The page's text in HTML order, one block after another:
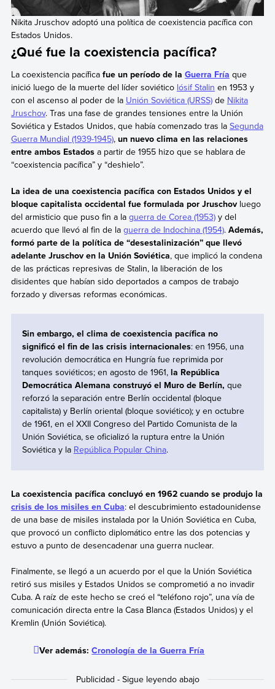
Nikita Jruschov adoptó una política de coexistencia pacífica con
Estados Unidos.
¿Qué fue la coexistencia pacífica?
La coexistencia pacíficafue un período de la Guerra Fría que
inició luego de la muerte del líder soviético lósif Stalin en 1953 y
con el ascenso al poder de la Unión Soviética (URSS)de Nikita
Jruschov. Tras una fase de grandes tensiones entre la Unión
Soviética y Estados Unidos, que había comenzado tras la Segunda
Guerra Mundial (1939-1945), un nuevo clima en las relaciones
entre ambos Estadosa partir de 1955 hizo que se hablara de
“coexistencia pacífica” y “deshielo”.
La idea de una coexistencia pacífica con Estados Unidos y el
bloque capitalista occidental fue formulada por Jruschovluego
del armisticio que puso fin a la guerra de Corea (1953)y del
acuerdo que llevó al fin de la guerra de Indochina (1954). Además,
formó parte de la política de “desestalinización” que llevó
adelante Jruschov en la Unión Soviética, que implicó la condena
de las prácticas represivas de Stalin, la liberación de los
disidentes que habían sido deportados a campos de trabajo
forzado y diversas reformas económicas.
Sin embargo, el clima de coexistencia pacífica no
significó el fin de las crisis internacionales: en 1956, una
revolución democrática en Hungría fue reprimida por
tanques soviéticos; en agosto de 1961,la República
Democrática Alemana construyó el Muro de Berlín, que
reforzó la separación entre Berlín occidental (bloque
capitalista) y Berlín oriental (bloque soviético); y en octubre
de 1961, en el XXII Congreso del Partido Comunista de la
Unión Soviética, se oficializó la ruptura entre la Unión
Soviética y la República Popular China.
La coexistencia pacífica concluyó en 1962 cuando se produjo la
crisis de los misiles en Cuba: el descubrimiento estadounidense
de una base de misiles instalada por la Unión Soviética en Cuba,
que provocó un conflicto diplomático entre las dos potencias y
estuvo a punto de desencadenar una guerra nuclear.
Finalmente, se llegó a un acuerdo por el que la Unión Soviética
retiró sus misiles y Estados Unidos se comprometió a no invadir
Cuba. A raíz de este hecho se creó el “teléfono rojo”, una vía de
comunicación directa entre la Casa Blanca (Estados Unidos) y el
Kremlin (Unión Soviética).
Ver además:Cronología de la Guerra Fría